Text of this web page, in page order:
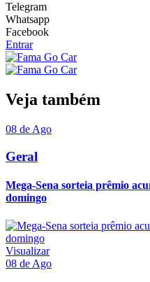
Telegram
Whatsapp
Facebook
Entrar
Veja também
08 de Ago
Geral
Mega-Sena sorteia prêmio
domingo
Visualizar
08 de Ago